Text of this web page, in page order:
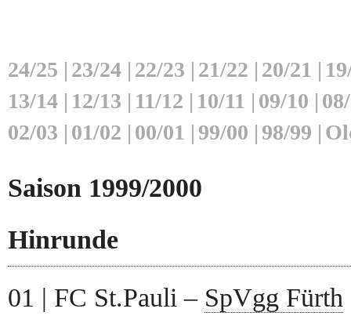
24/25 | 23/24 | 22/23 | 21/22 | 20/21 |
13/14 | 12/13 | 11/12 | 10/11 | 09/10 |
02/03 | 01/02 | 00/01 | 99/00 | 98/99 |
Saison 1999/2000
Hinrunde
01 | FC St.Pauli – SpVgg Fürth